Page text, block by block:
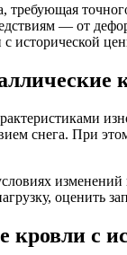
— от
исторической
снега. При
оценить
кровли с